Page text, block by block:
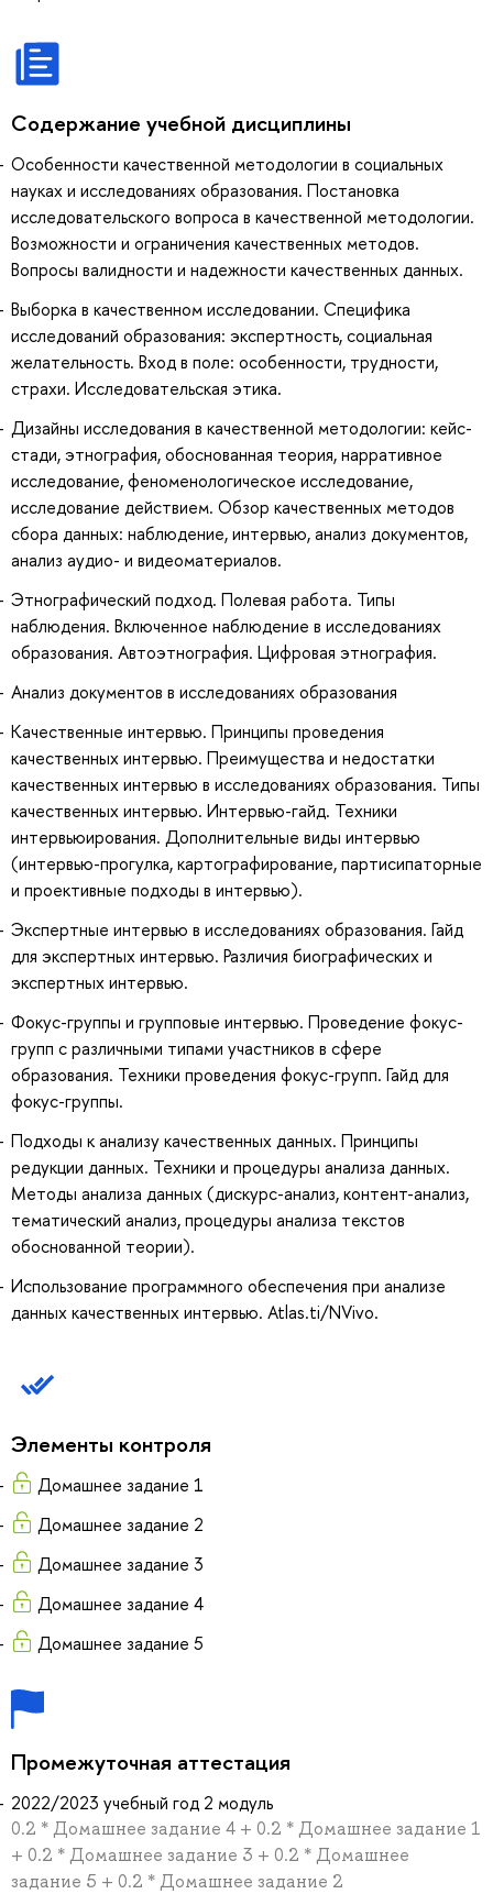
Содержание учебной дисциплины
Особенности качественной методологии в социальных
науках и исследованиях образования. Постановка
исследовательского вопроса в качественной методологии.
Возможности и ограничения качественных методов.
Вопросы валидности и надежности качественных данных.
Выборка в качественном исследовании. Специфика
исследований образования: экспертность, социальная
желательность. Вход в поле: особенности, трудности,
страхи. Исследовательская этика.
Дизайны исследования в качественной методологии: кейс-
стади, этнография, обоснованная теория, нарративное
исследование, феноменологическое исследование,
исследование действием. Обзор качественных методов
сбора данных: наблюдение, интервью, анализ документов,
анализ аудио- и видеоматериалов.
Этнографический подход. Полевая работа. Типы
наблюдения. Включенное наблюдение в исследованиях
образования. Автоэтнография. Цифровая этнография.
Анализ документов в исследованиях образования
Качественные интервью. Принципы проведения
качественных интервью. Преимущества и недостатки
качественных интервью в исследованиях образования. Типы
качественных интервью. Интервью-гайд. Техники
интервьюирования. Дополнительные виды интервью
(интервью-прогулка, картографирование, партисипаторные
и проективные подходы в интервью).
Экспертные интервью в исследованиях образования. Гайд
для экспертных интервью. Различия биографических и
экспертных интервью.
Фокус-группы и групповые интервью. Проведение фокус-
групп с различными типами участников в сфере
образования. Техники проведения фокус-групп. Гайд для
фокус-группы.
Подходы к анализу качественных данных. Принципы
редукции данных. Техники и процедуры анализа данных.
Методы анализа данных (дискурс-анализ, контент-анализ,
тематический анализ, процедуры анализа текстов
обоснованной теории).
Использование программного обеспечения при анализе
данных качественных интервью. Atlas.ti/NVivo.
Элементы контроля
Домашнее задание 1
Домашнее задание 2
Домашнее задание 3
Домашнее задание 4
Домашнее задание 5
Промежуточная аттестация
2022/2023 учебный год 2 модуль
0.2 * Домашнее задание 4 + 0.2 * Домашнее задание 1
+ 0.2 * Домашнее задание 3 + 0.2 * Домашнее
задание 5 + 0.2 * Домашнее задание 2